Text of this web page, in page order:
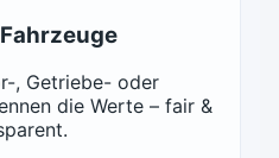
, Getriebe- oder
die Werte – fair &